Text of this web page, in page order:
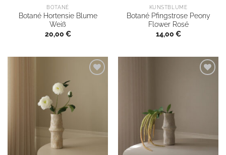
BOTANÉ
Botané Hortensie Blume
Weiß
20,00 €
KUNSTBLUME
Botané Pfingstrose Peony
Flower Rosé
14,00 €